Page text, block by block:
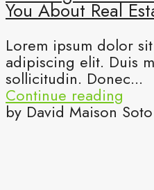
You About Real
Lorem ipsum dolor
adipiscing elit. Duis
sollicitudin. Donec...
Continue reading
by David Maison Soto